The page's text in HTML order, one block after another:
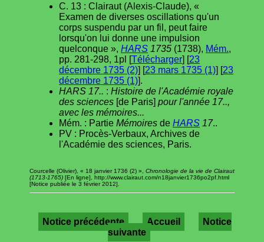
C. 13 : Clairaut (Alexis-Claude), «
Examen de diverses oscillations qu'un
corps suspendu par un fil, peut faire
lorsqu'on lui donne une impulsion
quelconque », HARS 1735 (1738), Mém.,
pp. 281-298, 1pl [Télécharger] [23
décembre 1735 (2)] [23 mars 1735 (1)] [23
décembre 1735 (1)].
HARS 17.. : Histoire de l'Académie royale
des sciences [de Paris] pour l'année 17..,
avec les mémoires...
Mém. : Partie Mémoires de HARS 17..
PV : Procès-Verbaux, Archives de
l'Académie des sciences, Paris.
Courcelle (Olivier), « 18 janvier 1736 (2) », Chronologie de la vie de Clairaut
(1713-1765) [En ligne], http://www.clairaut.com/n18janvier1736po2pf.html
[Notice publiée le 3 février 2012].
Notice précédente Accueil
Notice
suivante